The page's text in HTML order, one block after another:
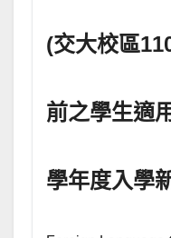
(交大校區
前之學生適
學年度入學